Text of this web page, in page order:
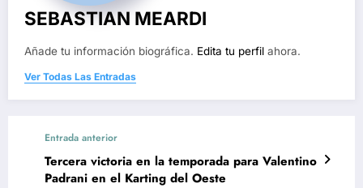
SEBASTIAN MEARDI
Añade tu información biográfica. Edita tu perfil ahora.
Ver Todas Las Entradas
Entrada anterior
Tercera victoria en la temporada para Valentino
Padrani en el Karting del Oeste